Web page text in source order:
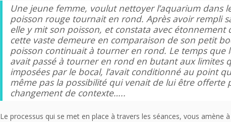
Une jeune femme, voulut nettoyer l’aquarium dans
poisson rouge tournait en rond. Après avoir rempli
elle y mit son poisson, et constata avec étonnement
cette vaste demeure en comparaison de son petit
poisson continuait à tourner en rond. Le temps que
avait passé à tourner en rond en butant aux limites
imposées par le bocal, l’avait conditionné au point
même pas la possibilité qui venait de lui être offerte
changement de contexte…..
Le processus qui se met en place à travers les séances, vous amène